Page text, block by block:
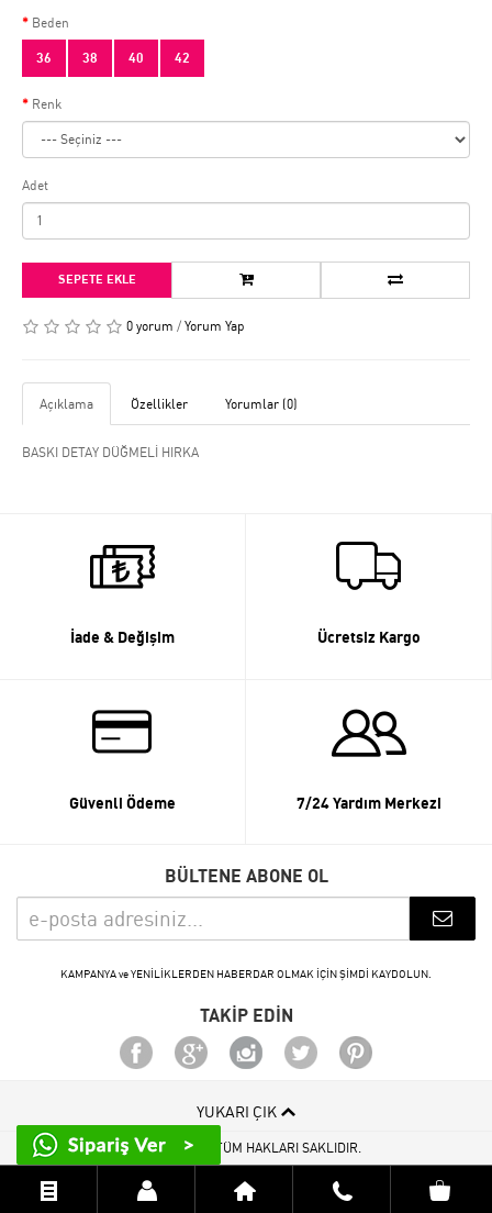
Beden
36 38 40 42
Renk
Adet
SEPETE EKLE
0 yorum / Yorum Yap
Açıklama Özellikler Yorumlar (0)
BASKI DETAY DÜĞMELİ HIRKA
İade & Değişim Ücretsiz Kargo
Güvenli Ödeme 7/24 Yardım Merkezi
BÜLTENE ABONE OL
KAMPANYA ve YENİLİKLERDEN HABERDAR OLMAK İÇİN ŞİMDİ KAYDOLUN.
TAKİP EDİN
YUKARI ÇIK
© 2015 - 2026 TÜM HAKLARI SAKLIDIR.